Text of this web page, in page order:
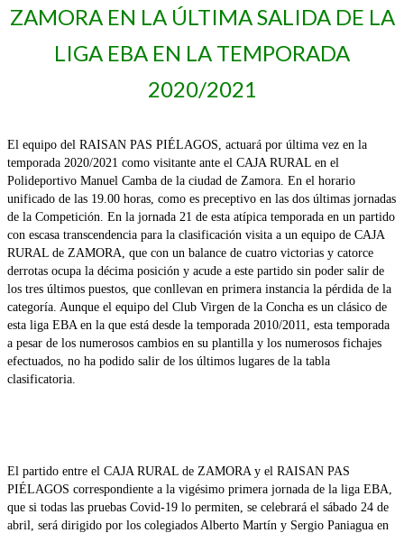
ZAMORA EN LA ÚLTIMA SALIDA DE LA
LIGA EBA EN LA TEMPORADA
2020/2021
El equipo del RAISAN PAS PIÉLAGOS, actuará por última vez en la
temporada 2020/2021 como visitante ante el CAJA RURAL en el
Polideportivo Manuel Camba de la ciudad de Zamora. En el horario
unificado de las 19.00 horas, como es preceptivo en las dos últimas jornadas
de la Competición. En la jornada 21 de esta atípica temporada en un partido
con escasa transcendencia para la clasificación visita a un equipo de CAJA
RURAL de ZAMORA, que con un balance de cuatro victorias y catorce
derrotas ocupa la décima posición y acude a este partido sin poder salir de
los tres últimos puestos, que conllevan en primera instancia la pérdida de la
categoría. Aunque el equipo del Club Virgen de la Concha es un clásico de
esta liga EBA en la que está desde la temporada 2010/2011, esta temporada
a pesar de los numerosos cambios en su plantilla y los numerosos fichajes
efectuados, no ha podido salir de los últimos lugares de la tabla
clasificatoria.
El partido entre el CAJA RURAL de ZAMORA y el RAISAN PAS
PIÉLAGOS correspondiente a la vigésimo primera jornada de la liga EBA,
que si todas las pruebas Covid-19 lo permiten, se celebrará el sábado 24 de
abril, será dirigido por los colegiados Alberto Martín y Sergio Paniagua en